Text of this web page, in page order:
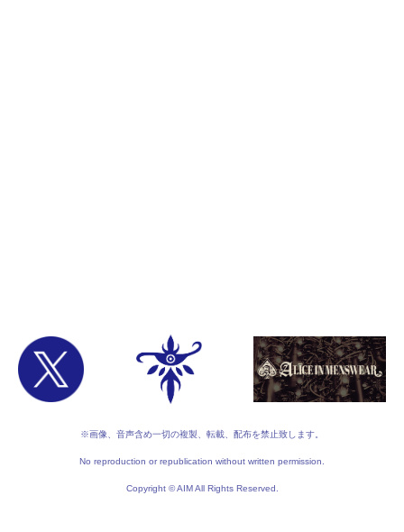
※画像、音声含め一切の複製、転載、配布を禁止致します。
No reproduction or republication without written permission.
Copyright © AIM All Rights Reserved.